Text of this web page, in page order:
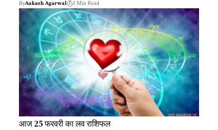
ByAakash Agarwal 3 Min Read
आज 25 फरवरी का लव राशिफल